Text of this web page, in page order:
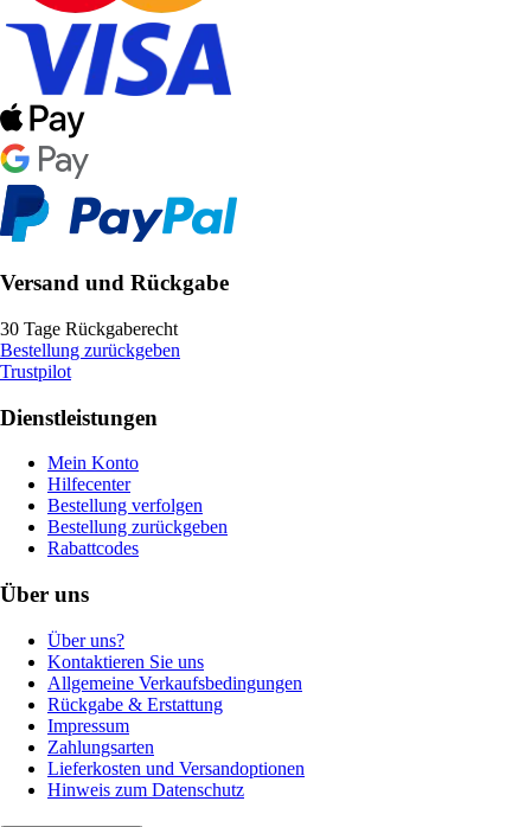
Versand und Rückgabe
30 Tage Rückgaberecht
Bestellung zurückgeben
Trustpilot
Dienstleistungen
Mein Konto
Hilfecenter
Bestellung verfolgen
Bestellung zurückgeben
Rabattcodes
Über uns
Über uns?
Kontaktieren Sie uns
Allgemeine Verkaufsbedingungen
Rückgabe & Erstattung
Impressum
Zahlungsarten
Lieferkosten und Versandoptionen
Hinweis zum Datenschutz